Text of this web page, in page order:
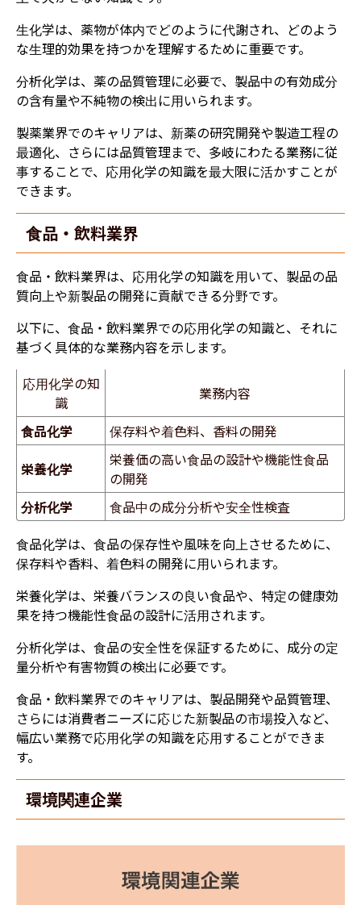
生化学は、薬物が体内でどのように代謝され、どのよう
な生理的効果を持つかを理解するために重要です。
分析化学は、薬の品質管理に必要で、製品中の有効成分
の含有量や不純物の検出に用いられます。
製薬業界でのキャリアは、新薬の研究開発や製造工程の
最適化、さらには品質管理まで、多岐にわたる業務に従
事することで、応用化学の知識を最大限に活かすことが
できます。
食品・飲料業界
食品・飲料業界は、応用化学の知識を用いて、製品の品
質向上や新製品の開発に貢献できる分野です。
以下に、食品・飲料業界での応用化学の知識と、それに
基づく具体的な業務内容を示します。
応用化学の知
識
業務内容
食品化学
保存料や着色料、香料の開発
栄養化学
栄養価の高い食品の設計や機能性食品
の開発
分析化学
食品中の成分分析や安全性検査
食品化学は、食品の保存性や風味を向上させるために、
保存料や香料、着色料の開発に用いられます。
栄養化学は、栄養バランスの良い食品や、特定の健康効
果を持つ機能性食品の設計に活用されます。
分析化学は、食品の安全性を保証するために、成分の定
量分析や有害物質の検出に必要です。
食品・飲料業界でのキャリアは、製品開発や品質管理、
さらには消費者ニーズに応じた新製品の市場投入など、
幅広い業務で応用化学の知識を応用することができま
す。
環境関連企業